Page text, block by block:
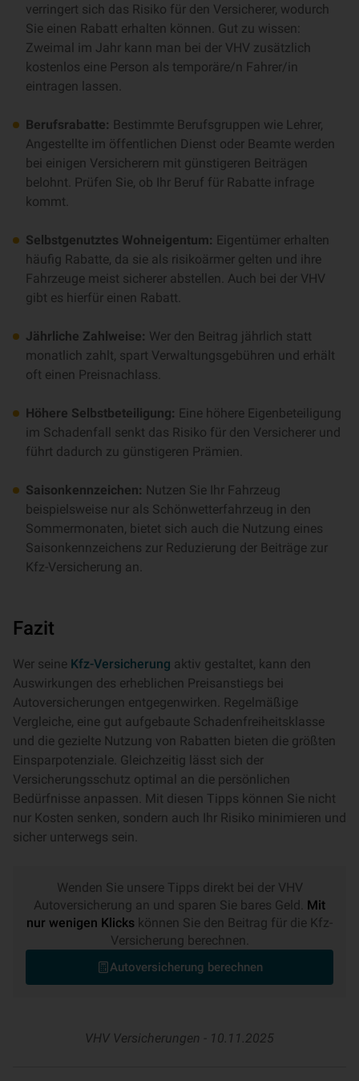
verringert sich das Risiko für den Versicherer, wodurch
Sie einen Rabatt erhalten können. Gut zu wissen:
Zweimal im Jahr kann man bei der VHV zusätzlich
kostenlos eine Person als temporäre/n Fahrer/in
eintragen lassen.
Berufsrabatte: Bestimmte Berufsgruppen wie Lehrer,
Angestellte im öffentlichen Dienst oder Beamte werden
bei einigen Versicherern mit günstigeren Beiträgen
belohnt. Prüfen Sie, ob Ihr Beruf für Rabatte infrage
kommt.
Selbstgenutztes Wohneigentum: Eigentümer erhalten
häufig Rabatte, da sie als risikoärmer gelten und ihre
Fahrzeuge meist sicherer abstellen. Auch bei der VHV
gibt es hierfür einen Rabatt.
Jährliche Zahlweise: Wer den Beitrag jährlich statt
monatlich zahlt, spart Verwaltungsgebühren und erhält
oft einen Preisnachlass.
Höhere Selbstbeteiligung: Eine höhere Eigenbeteiligung
im Schadenfall senkt das Risiko für den Versicherer und
führt dadurch zu günstigeren Prämien.
Saisonkennzeichen: Nutzen Sie Ihr Fahrzeug
beispielsweise nur als Schönwetterfahrzeug in den
Sommermonaten, bietet sich auch die Nutzung eines
Saisonkennzeichens zur Reduzierung der Beiträge zur
Kfz-Versicherung an.
Fazit
Wer seine Kfz-Versicherung aktiv gestaltet, kann den
Auswirkungen des erheblichen Preisanstiegs bei
Autoversicherungen entgegenwirken. Regelmäßige
Vergleiche, eine gut aufgebaute Schadenfreiheitsklasse
und die gezielte Nutzung von Rabatten bieten die größten
Einsparpotenziale. Gleichzeitig lässt sich der
Versicherungsschutz optimal an die persönlichen
Bedürfnisse anpassen. Mit diesen Tipps können Sie nicht
nur Kosten senken, sondern auch Ihr Risiko minimieren und
sicher unterwegs sein.
Wenden Sie unsere Tipps direkt bei der VHV
Autoversicherung an und sparen Sie bares Geld. Mit
nur wenigen Klicks können Sie den Beitrag für die Kfz-
Versicherung berechnen.
Autoversicherung berechnen
VHV Versicherungen - 10.11.2025